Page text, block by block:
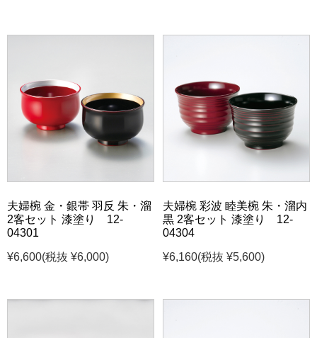
夫婦椀 金・銀帯 羽反 朱・溜
2客セット 漆塗り 12-
04301
¥6,600(税抜 ¥6,000)
夫婦椀 彩波 睦美椀 朱・溜内
黒 2客セット 漆塗り 12-
04304
¥6,160(税抜 ¥5,600)